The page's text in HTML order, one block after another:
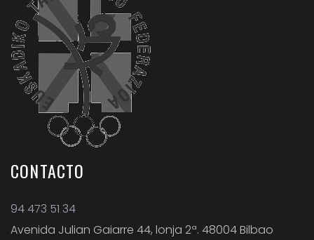
CONTACTO
94 473 51 34
Avenida Julian Gaiarre 44, lonja 2ª. 48004 Bilbao